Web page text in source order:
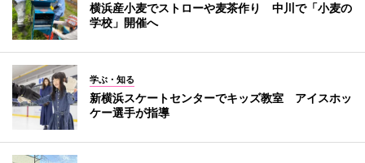
横浜産小麦でストローや麦茶作り 中川で「小麦の
学校」開催へ
学ぶ・知る
新横浜スケートセンターでキッズ教室 アイスホッ
ケー選手が指導